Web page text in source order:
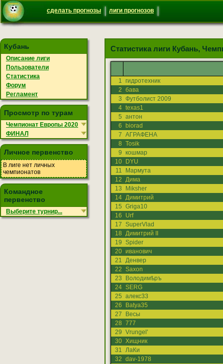
сделать прогнозы лиги прогнозов
Статистика лиги Кубань,
1 гидротехник
2 бава
3 Футболист 2009
4 texas1
5 антон
6
biorad
7 АГРАФЕНА
8 Tosik
9 кошмар
10
DYU
11
Мармута
12 Дима
13
Miksher
14 Димитрий
15 Griga10
16
Urf
17 SuperVlad
18 Димитрий II
19 Spider
20 иванович
21 Денвер
22 Saxon
23
Володимѣръ
24 SERG
25 алекс33
26
Batya35
27
Весы
28 777
29 Vrungel'
30 Хищник
31 ЛаКи
32 dav-1978
Кубань
Описание лиги
Пользователи
Статистика
Форум
Регламент
Просмотр по турам
Чемпионат Европы 2020
ФИНАЛ
Личное первенство
В лиге нет личных
чемпионатов
Командное
первенство
Выберите турнир...